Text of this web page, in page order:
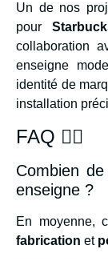
Un de nos
pour
collaboration
enseigne
identité de
installation
FAQ 🙋‍♀️
Combien
enseigne ?
En moyenne,
fabrication et